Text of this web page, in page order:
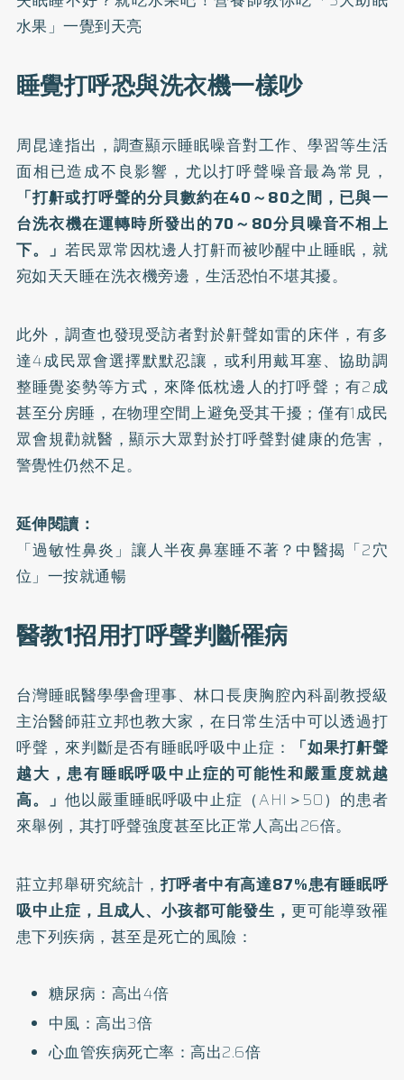
水果」一覺到天亮
睡覺打呼恐與洗衣機一樣吵
周昆達指出，調查顯示睡眠噪音對工作、學習等生活
面相已造成不良影響，尤以打呼聲噪音最為常見，
「打鼾或打呼聲的分貝數約在40～80之間，已與一
台洗衣機在運轉時所發出的70～80分貝噪音不相上
下。」 若民眾常因枕邊人打鼾而被吵醒中止睡眠，就
宛如天天睡在洗衣機旁邊，生活恐怕不堪其擾。
此外，調查也發現受訪者對於鼾聲如雷的床伴，有多
達4成民眾會選擇默默忍讓，或利用戴耳塞、協助調
整睡覺姿勢等方式，來降低枕邊人的打呼聲；有2成
甚至分房睡，在物理空間上避免受其干擾；僅有1成民
眾會規勸就醫，顯示大眾對於打呼聲對健康的危害，
警覺性仍然不足。
延伸閱讀：
「過敏性鼻炎」讓人半夜鼻塞睡不著？中醫揭「2穴
位」一按就通暢
醫教1招用打呼聲判斷罹病
台灣睡眠醫學學會理事、林口長庚胸腔內科副教授級
主治醫師莊立邦也教大家，在日常生活中可以透過打
呼聲，來判斷是否有睡眠呼吸中止症：
「如果打鼾聲
越大，患有睡眠呼吸中止症的可能性和嚴重度就越
高。」 他以嚴重睡眠呼吸中止症（AHI＞50）的患者
來舉例，其打呼聲強度甚至比正常人高出26倍。
莊立邦舉研究統計， 打呼者中有高達87%患有睡眠呼
吸中止症，且成人、小孩都可能發生， 更可能導致罹
患下列疾病，甚至是死亡的風險：
糖尿病：高出4倍
中風：高出3倍
心血管疾病死亡率：高出2.6倍